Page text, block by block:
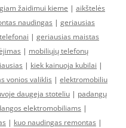
žaidimui kieme | aikštelės
naudingas | geriausias
| geriausias maistas
| mobiliųjų telefonų
| kiek kainuoja kubilai |
vonios valiklis | elektromobiliu
daugeja stoteliu | padangų
elektromobiliams |
| kuo naudingas remontas |